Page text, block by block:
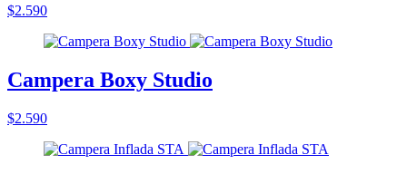
$2.590
Campera Boxy Studio
$2.590